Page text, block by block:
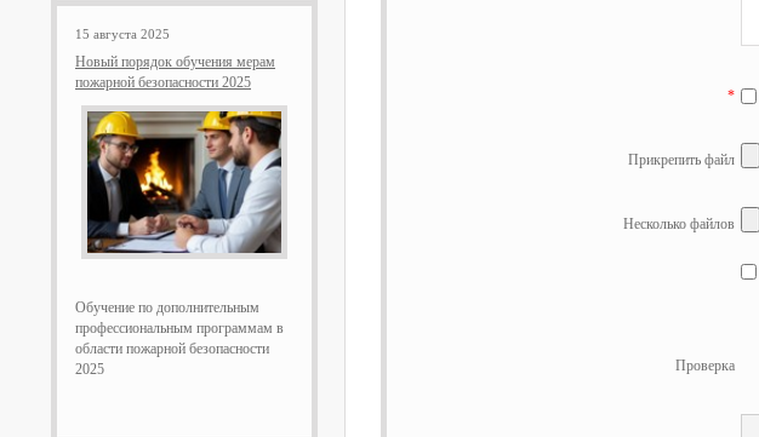
15 августа 2025
Новый порядок обучения мерам
пожарной безопасности 2025
Обучение по дополнительным
профессиональным программам в
области пожарной безопасности
2025
*
Прикрепить файл
Несколько файлов
Проверка